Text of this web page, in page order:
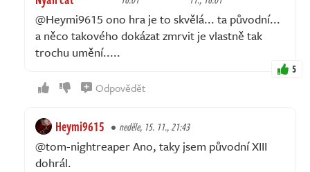
@Heymi9615 ono hra je to skvělá... ta původní...
a něco takového dokázat zmrvit je vlastně tak
trochu umění.....
5
Odpovědět
Heymi9615 neděle, 15. 11., 21:43
@tom-nightreaper Ano, taky jsem původní XIII
dohrál.